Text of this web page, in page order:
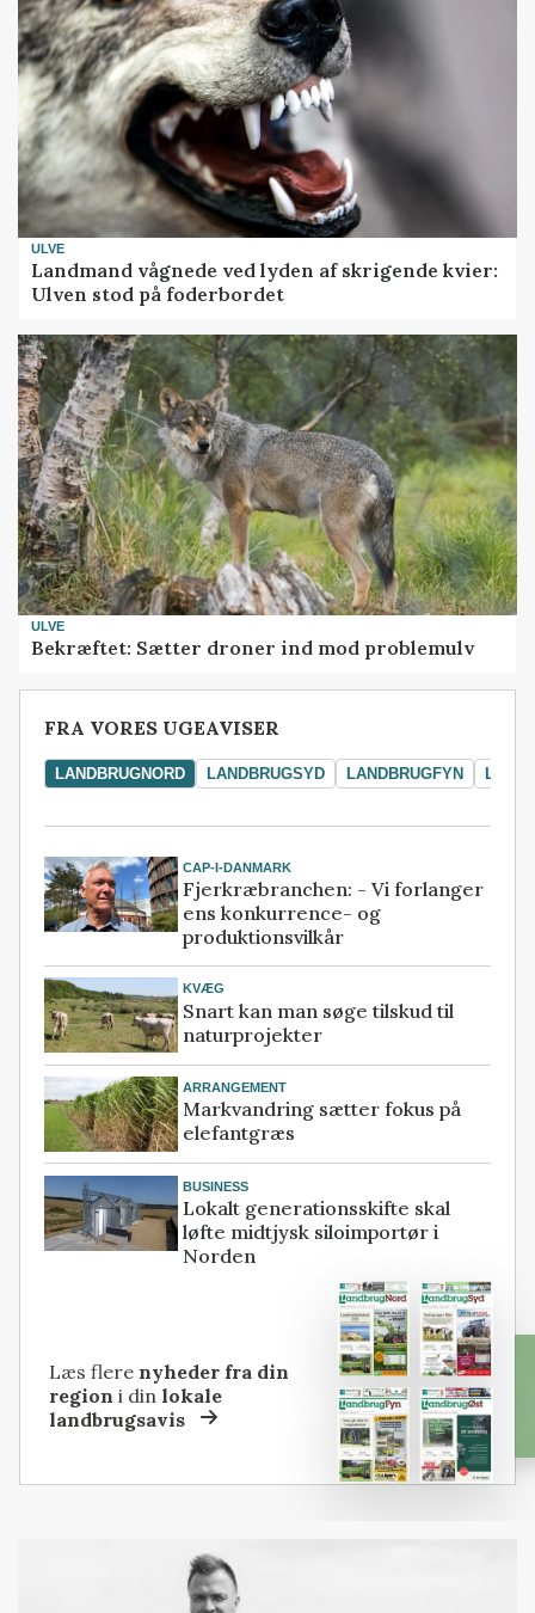
ULVE
Landmand vågnede ved lyden af skrigende kvier:
Ulven stod på foderbordet
ULVE
Bekræftet: Sætter droner ind mod problemulv
FRA VORES UGEAVISER
LANDBRUGNORD LANDBRUGSYD LANDBRUGFYN
CAP-I-DANMARK
Fjerkræbranchen: - Vi forlanger
ens konkurrence- og
produktionsvilkår
KVÆG
Snart kan man søge tilskud til
naturprojekter
ARRANGEMENT
Markvandring sætter fokus på
elefantgræs
BUSINESS
Lokalt generationsskifte skal
løfte midtjysk siloimportør i
Norden
Læs flere nyheder fra din
region i dinlokale
landbrugsavis